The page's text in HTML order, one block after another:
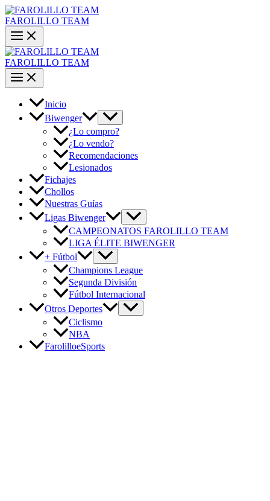
Ir
al
contenido
FAROLILLO TEAM
FAROLILLO TEAM
Inicio
Biwenger
¿Lo compro?
¿Lo vendo?
Recomendaciones
Lesionados
Fichajes
Chollos
Nuestras Guías
Ligas Biwenger
CAMPEONATOS FAROLILLO TEAM
LIGA ÉLITE BIWENGER
+ Fútbol
Champions League
Segunda División
Fútbol Internacional
Otros Deportes
Ciclismo
NBA
FarolilloeSports